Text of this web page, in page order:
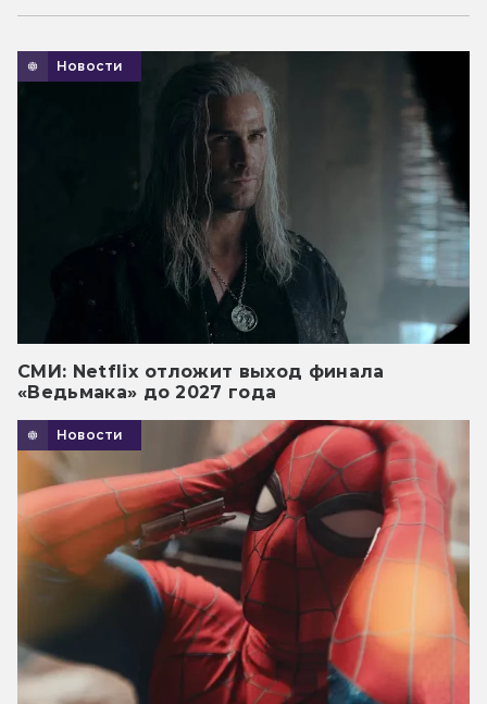
Новости
СМИ: Netflix отложит выход финала
«Ведьмака» до 2027 года
Новости